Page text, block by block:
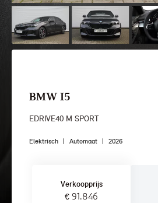
BMW I5
EDRIVE40 M SPORT
Elektrisch | Automaat | 2026
Verkoopprijs
€ 91.846